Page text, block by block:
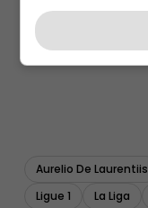
Aurelio De Laurentiis
Ligue 1
La Liga